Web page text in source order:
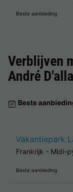
Beste aanbieding
Verblijven
André
Beste
Vakantiepark
Frankrijk - Midi-
Beste aanbieding